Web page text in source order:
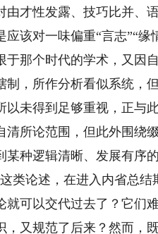
由才性发露、技巧比并、
该对一味偏重“言志”“缘
那个时代的学术，又因
制，所作分析看似系统，
以未得到足够重视，正与
清所论范围，但此外围绕
某种逻辑清晰、发展有序
类论述，在进入内省总
就可以交代过去了？它们
，又规范了后来？然而，